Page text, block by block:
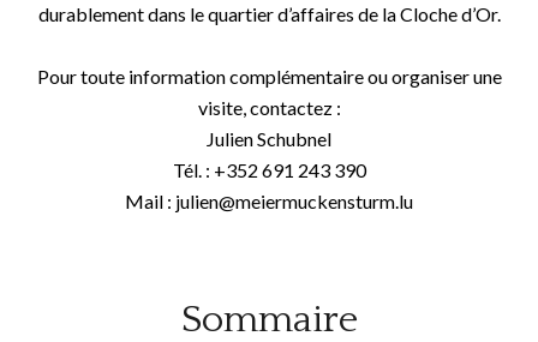
durablement dans le quartier d’affaires de la Cloche d’Or.
Pour toute information complémentaire ou organiser une
visite, contactez :
Julien Schubnel
Tél. : +352 691 243 390
Mail : julien@meiermuckensturm.lu
Sommaire